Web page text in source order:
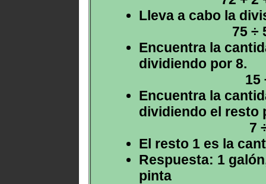
Lleva a cabo la
75 ÷
Encuentra la
dividiendo por 8.
15
Encuentra la
dividiendo el resto
7
El resto 1 es la
Respuesta: 1
pinta